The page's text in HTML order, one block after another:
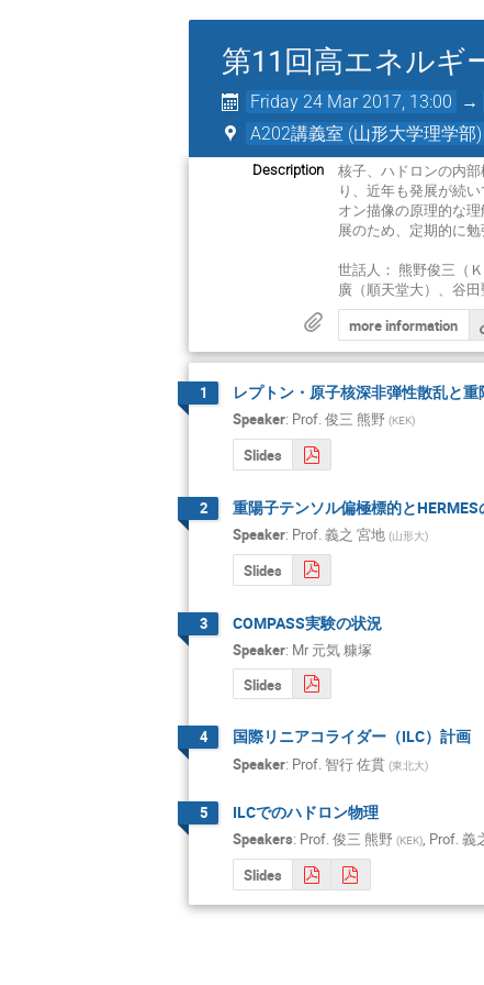
第11回高エネルギ
Friday 24 Mar 2017, 13:00 →
A202講義室 (山形大学理学部)
Description
核子、ハドロンの内
り、近年も発展が続
オン描像の原理的な
展のため、定期的に勉
世話人： 熊野俊三（
廣（順天堂大）、谷
more information
1 レプトン・原子核深非弾性散乱と
Speaker: Prof.俊三 熊野 (KEK)
Slides
2 重陽子テンソル偏極標的とHERMES
Speaker: Prof.義之 宮地 (山形大)
Slides
3 COMPASS実験の状況
Speaker: Mr 元気 糠塚
Slides
4 国際リニアコライダー（ILC）計画
Speaker: Prof. 智行 佐貫 (東北大)
5 ILCでのハドロン物理
Speakers: Prof.俊三 熊野 (KEK), Prof.義
Slides